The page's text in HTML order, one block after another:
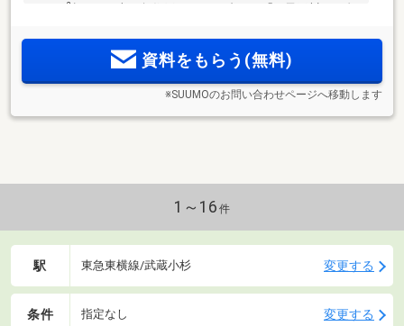
2
2分、「渋谷」が約10km圏。「多摩川」徒歩4分。ペット3匹
まで飼育可能。
資料をもらう(無料)
※SUUMOのお問い合わせページへ移動します
1～16 件
駅 東急東横線/武蔵小杉 変更する
条件 指定なし 変更する